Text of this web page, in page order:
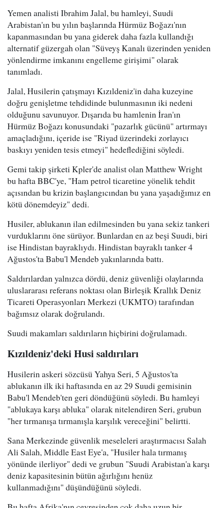
Yemen analisti Ibrahim Jalal, bu hamleyi, Suudi
Arabistan'ın bu yılın başlarında Hürmüz Boğazı'nın
kapanmasından bu yana giderek daha fazla kullandığı
alternatif güzergah olan "Süveyş Kanalı üzerinden yeniden
yönlendirme imkanını engelleme girişimi" olarak
tanımladı.
Jalal, Husilerin çatışmayı Kızıldeniz'in daha kuzeyine
doğru genişletme tehdidinde bulunmasının iki nedeni
olduğunu savunuyor. Dışarıda bu hamlenin İran'ın
Hürmüz Boğazı konusundaki "pazarlık gücünü" artırmayı
amaçladığını, içeride ise "Riyad üzerindeki zorlayıcı
baskıyı yeniden tesis etmeyi" hedeflediğini söyledi.
Gemi takip şirketi Kpler'de analist olan Matthew Wright
bu hafta BBC'ye, "Ham petrol ticaretine yönelik tehdit
açısından bu krizin başlangıcından bu yana yaşadığımız en
kötü dönemdeyiz" dedi.
Husiler, ablukanın ilan edilmesinden bu yana sekiz tankeri
vurduklarını öne sürüyor. Bunlardan en az beşi Suudi, biri
ise Hindistan bayraklıydı. Hindistan bayraklı tanker 4
Ağustos'ta Babu'l Mendeb yakınlarında battı.
Saldırılardan yalnızca dördü, deniz güvenliği olaylarında
uluslararası referans noktası olan Birleşik Krallık Deniz
Ticareti Operasyonları Merkezi (UKMTO) tarafından
bağımsız olarak doğrulandı.
Suudi makamları saldırıların hiçbirini doğrulamadı.
Kızıldeniz'deki Husi saldırıları
Husilerin askeri sözcüsü Yahya Seri, 5 Ağustos'ta
ablukanın ilk iki haftasında en az 29 Suudi gemisinin
Babu'l Mendeb'ten geri döndüğünü söyledi. Bu hamleyi
"ablukaya karşı abluka" olarak nitelendiren Seri, grubun
"her tırmanışa tırmanışla karşılık vereceğini" belirtti.
Sana Merkezinde güvenlik meseleleri araştırmacısı Salah
Ali Salah, Middle East Eye'a, "Husiler hala tırmanış
yönünde ilerliyor" dedi ve grubun "Suudi Arabistan'a karşı
deniz kapasitesinin bütün ağırlığını henüz
kullanmadığını" düşündüğünü söyledi.